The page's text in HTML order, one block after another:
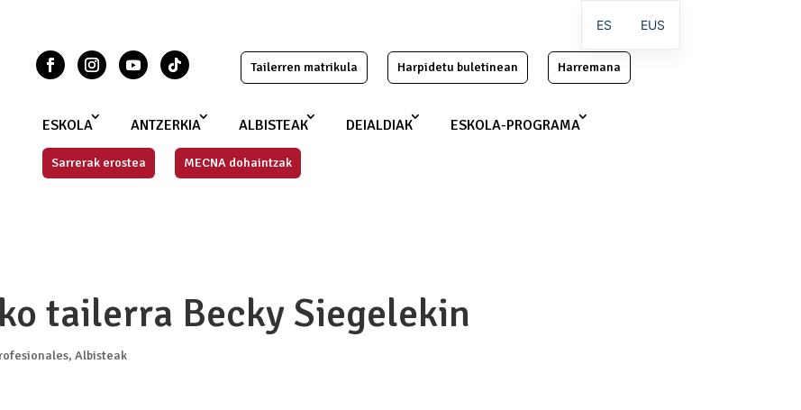
Tailerren matrikula Harpidetu buletinean Harremana
ESKOLA ANTZERKIA ALBISTEAK DEIALDIAK ESKOLA-PROGRAMA
Sarrerak erostea MECNA dohaintzak
tailerra Becky Siegelekin
,Albisteak
ES EUS